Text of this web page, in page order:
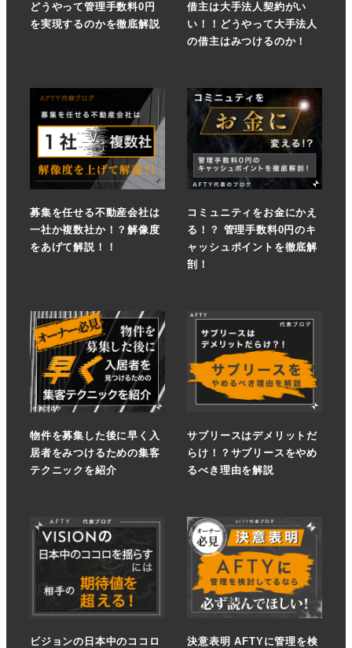
どうやって管理手数料0円
を実現するのかを徹底解説
借主は大手法人契約がい
い！！どうやって大手法人
の借主はみつけるのか！
募集を任せる不動産会社は
一社か複数社か！？解像度
をあげて解説！！
コミュニティをお金にかえ
る！？ 管理手数料0円のキ
ャッシュポイントを徹底解
剖！
物件を募集した後に早く入
居者をみつけるための集客
テクニックを紹介
サブリースはデメリットだ
らけ！？サブリースをやめ
るべき理由を解説
ビジョンの日本中のココロ
決意表明 AFTYに管理を検